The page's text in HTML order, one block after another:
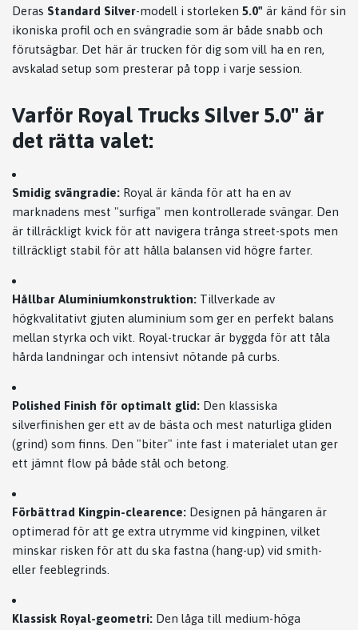
Deras Standard Silver-modell i storleken 5.0" är känd för sin
ikoniska profil och en svängradie som är både snabb och
förutsägbar. Det här är trucken för dig som vill ha en ren,
avskalad setup som presterar på topp i varje session.
Varför Royal Trucks Silver 5.0" är
det rätta valet:
Smidig svängradie: Royal är kända för att ha en av
marknadens mest "surfiga" men kontrollerade svängar. Den
är tillräckligt kvick för att navigera trånga street-spots men
tillräckligt stabil för att hålla balansen vid högre farter.
Hållbar Aluminiumkonstruktion: Tillverkade av
högkvalitativt gjuten aluminium som ger en perfekt balans
mellan styrka och vikt. Royal-truckar är byggda för att tåla
hårda landningar och intensivt nötande på curbs.
Polished Finish för optimalt glid: Den klassiska
silverfinishen ger ett av de bästa och mest naturliga gliden
(grind) som finns. Den "biter" inte fast i materialet utan ger
ett jämnt flow på både stål och betong.
Förbättrad Kingpin-clearence: Designen på hängaren är
optimerad för att ge extra utrymme vid kingpinen, vilket
minskar risken för att du ska fastna (hang-up) vid smith-
eller feeblegrinds.
Klassisk Royal-geometri: Den låga till medium-höga